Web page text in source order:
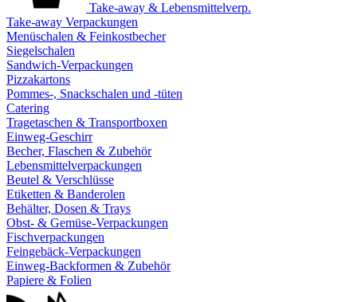
Take-away & Lebensmittelverp.
Take-away Verpackungen
Menüschalen & Feinkostbecher
Siegelschalen
Sandwich-Verpackungen
Pizzakartons
Pommes-, Snackschalen und -tüten
Catering
Tragetaschen & Transportboxen
Einweg-Geschirr
Becher, Flaschen & Zubehör
Lebensmittelverpackungen
Beutel & Verschlüsse
Etiketten & Banderolen
Behälter, Dosen & Trays
Obst- & Gemüse-Verpackungen
Fischverpackungen
Feingebäck-Verpackungen
Einweg-Backformen & Zubehör
Papiere & Folien